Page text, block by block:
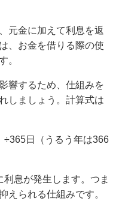
い！返済期間を短縮
リットや選び方、費用
元金に加えて利息を返
、お金を借りる際の使
。
響するため、仕組みを
しましょう。計算式は
÷365日（うるう年は366
利息が発生します。つま
えられる仕組みです。